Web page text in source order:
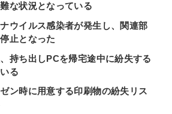
な状況となっている
ウイルス感染者が発生し、関連部
止となった
持ち出しPCを帰宅途中に紛失する
る
ン時に用意する印刷物の紛失リス